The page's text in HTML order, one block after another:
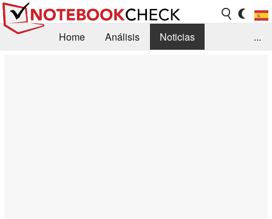
Home Análisis
Noticias
...